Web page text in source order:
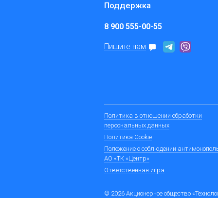
Поддержка
8 900 555-00-55
Пишите нам
Политика в отношении обработки
персональных данных
Политика Cookie
Положение о соблюдении
АО «ТК «Центр»
Ответственная игра
© 2026 Акционерное общество